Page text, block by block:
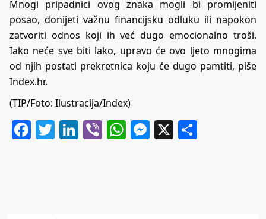
Mnogi pripadnici ovog znaka mogli bi promijeniti
posao, donijeti važnu financijsku odluku ili napokon
zatvoriti odnos koji ih već dugo emocionalno troši.
Iako neće sve biti lako, upravo će ovo ljeto mnogima
od njih postati prekretnica koju će dugo pamtiti, piše
Index.hr.
(TIP/Foto: Ilustracija/Index)
Facebook
Twitter
LinkedIn
ViberWhatsApp
Messenger
X